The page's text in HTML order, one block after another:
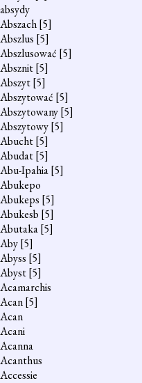
absydy
Abszach[5]
Abszlus [5]
Abszlusować [5]
Absznit[5]
Abszyt[5]
Abszytować [5]
Abszytowany[5]
Abszytowy[5]
Abucht[5]
Abudat[5]
Abu-Ipahia[5]
Abukepo
Abukeps [5]
Abukesb [5]
Abutaka[5]
Aby[5]
Abyss [5]
Abyst[5]
Acamarchis
Acan[5]
Acan
Acani
Acanna
Acanthus
Accessie